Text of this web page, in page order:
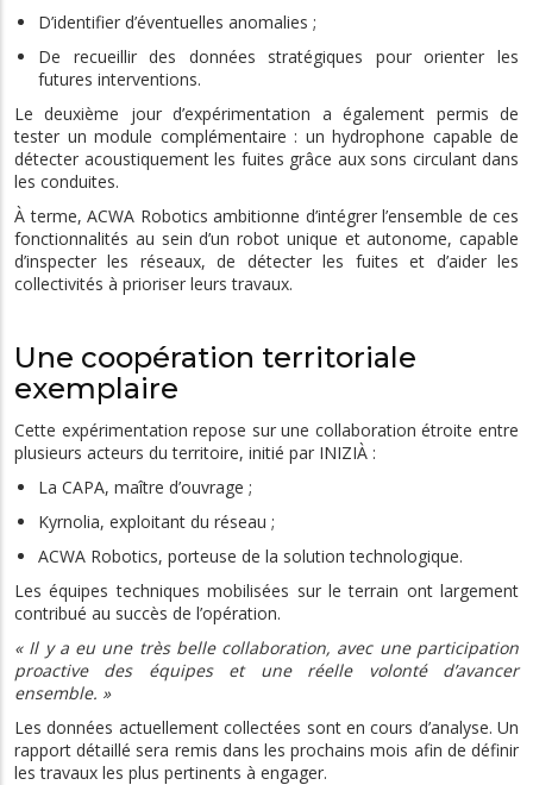
D’identifier d’éventuelles anomalies ;
De recueillir des données stratégiques pour orienter les
futures interventions.
Le deuxième jour d’expérimentation a également permis de
tester un module complémentaire : un hydrophone capable de
détecter acoustiquement les fuites grâce aux sons circulant dans
les conduites.
À terme, ACWA Robotics ambitionne d’intégrer l’ensemble de ces
fonctionnalités au sein d’un robot unique et autonome, capable
d’inspecter les réseaux, de détecter les fuites et d’aider les
collectivités à prioriser leurs travaux.
Une coopération territoriale
exemplaire
Cette expérimentation repose sur une collaboration étroite entre
plusieurs acteurs du territoire, initié par INIZIÀ :
La CAPA, maître d’ouvrage ;
Kyrnolia, exploitant du réseau ;
ACWA Robotics, porteuse de la solution technologique.
Les équipes techniques mobilisées sur le terrain ont largement
contribué au succès de l’opération.
« Il y a eu une très belle collaboration, avec une participation
proactive des équipes et une réelle volonté d’avancer
ensemble. »
Les données actuellement collectées sont en cours d’analyse. Un
rapport détaillé sera remis dans les prochains mois afin de définir
les travaux les plus pertinents à engager.